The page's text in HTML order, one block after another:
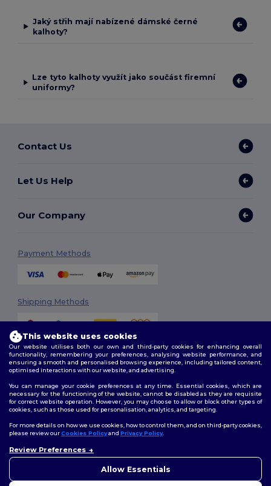
Jaký střih mají nabízené dámské černé
kalhoty?
Lze tyto kalhoty využít jako součást firemní
uniformy?
Contact Us
Let Us Help
Our Company
Payment Methods
Shipping Methods
2026. All Rights Reserved
Terms & Conditions| Customization Policy
Policy|Site Map
Follow Us
This website uses cookies
Our website utilises both our own and third-party cookies for enhancing overall
functionality, remembering your preferences, analysing website performance, and
ensuring a smooth and personalised browsing experience, including tailored content,
optimised interactions with our website, and advertising.
You can manage your cookie preferences at any time. Essential cookies, which are
necessary for the functioning of the website, cannot be disabled as they are requisite
for correct website operation. However, you may choose to allow or block other types of
cookies, such as those used for personalisation, analytics, and targeting.
For more details on how we use cookies, how to control them, and on third-party cookies,
please review ourCookies Policyand Privacy Policy.
Review Preferences
Allow Essentials
nebo obavy, můžete nás